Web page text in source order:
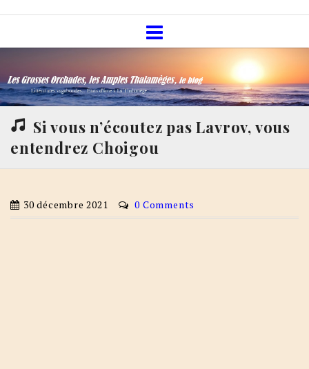
Les Grosses Orchades, les Amples
Thalamèges, le blog
Si vous n’écoutez pas Lavrov, vous
entendrez Choigou
30 décembre 2021 0 Comments